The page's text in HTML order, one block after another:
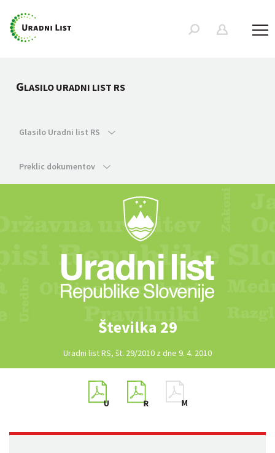
GLASILO URADNI LIST RS
Glasilo Uradni list RS
Preklic dokumentov
Številka 29
Uradni list RS, št. 29/2010 z dne 9. 4. 2010